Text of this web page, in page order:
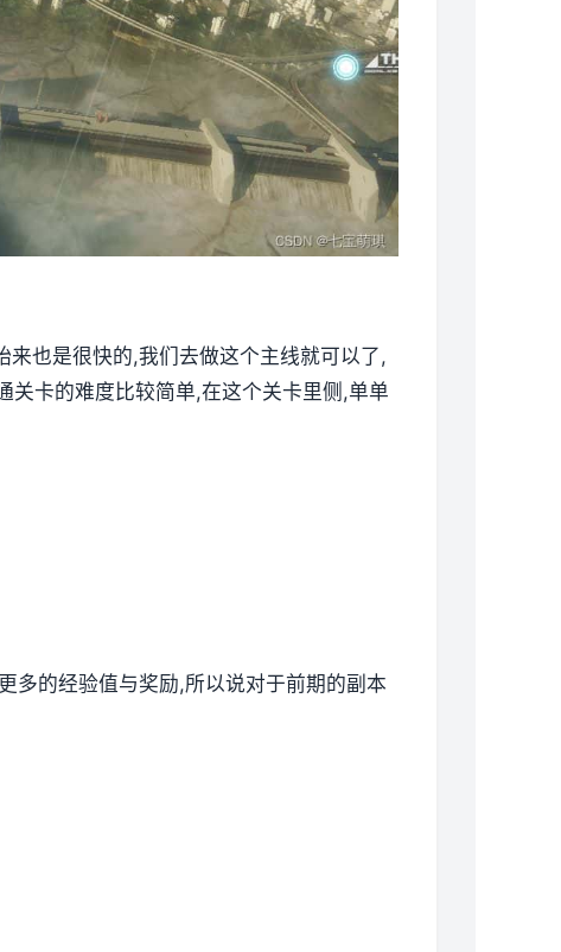
也是很快的,我们去做这个主线就可以了,
关卡的难度比较简单,在这个关卡里侧,单单
多的经验值与奖励,所以说对于前期的副本